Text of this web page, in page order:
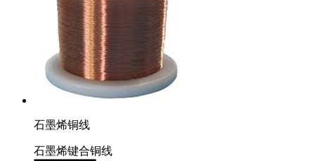
石墨烯铜线
石墨烯键合铜线